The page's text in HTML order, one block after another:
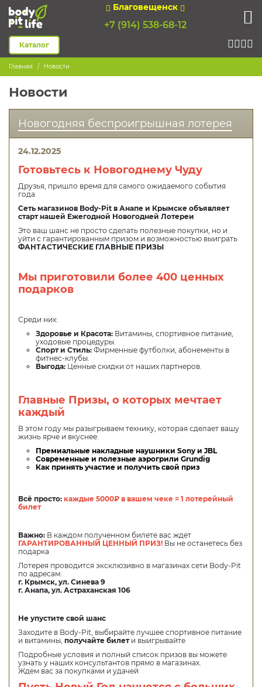
Благовещенск
+7 (914) 538-68-12
Каталог
Главная Новости
Новости
Новогодняя беспроигрышная лотерея
24.12.2025
Готовьтесь к Новогоднему Чуду
Друзья, пришло время для самого ожидаемого события
года
Сеть магазинов Body-Pit в Анапе и Крымске объявляет
старт нашей Ежегодной Новогодней Лотереи
Это ваш шанс не просто сделать полезные покупки, но и
уйти с гарантированным призом и возможностью выиграть
ФАНТАСТИЧЕСКИЕ ГЛАВНЫЕ ПРИЗЫ
Мы приготовили более 400 ценных
подарков
Среди них:
Здоровье и Красота: Витамины, спортивное питание,
уходовые процедуры.
Спорт и Стиль: Фирменные футболки, абонементы в
фитнес-клубы.
Выгода: Ценные скидки от наших партнеров.
Главные Призы, о которых мечтает
каждый
В этом году мы разыгрываем технику, которая сделает вашу
жизнь ярче и вкуснее:
Премиальные накладные наушники Sony и JBL
Современные и полезные аэрогрили Grundig
Как принять участие и получить свой приз
Всё просто: каждые 5000₽ в вашем чеке = 1 лотерейный
билет
Важно: В каждом полученном билете вас ждет
ГАРАНТИРОВАННЫЙ ЦЕННЫЙ ПРИЗ! Вы не останетесь без
подарка
Лотерея проводится эксклюзивно в магазинах сети Body-Pit
по адресам:
г. Крымск, ул. Синева 9
г. Анапа, ул. Астраханская 106
Не упустите свой шанс
Заходите в Body-Pit, выбирайте лучшее спортивное питание
и витамины, получайте билети выигрывайте
Подробные условия и полный список призов вы можете
узнать у наших консультантов прямо в магазинах.
Ждем вас за покупками и удачей